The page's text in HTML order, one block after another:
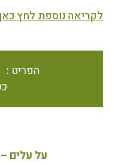
לקריאה נוספת לחץ
הפריט
על עלים